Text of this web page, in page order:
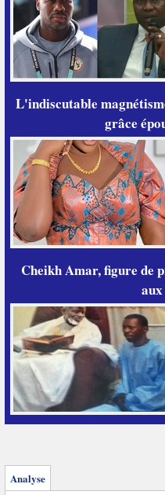
L'indiscutable
grâce
Cheikh Amar, figure de
aux
Analyse